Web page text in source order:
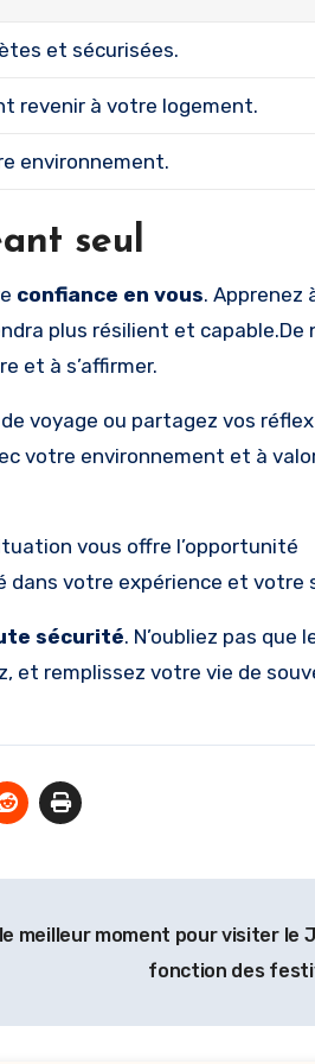
et sécurisées.
revenir à votre logement.
environnement.
seul
confiance en vous. Apprenez
plus résilient et capable.De
et à s’affirmer.
voyage ou partagez vos
votre environnement et à
vous offre l’opportunité
dans votre expérience et votre
sécurité. N’oubliez pas que
et remplissez votre vie de
meilleur moment pour visiter le
fonction des